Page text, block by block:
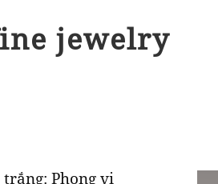
jewelry
Phong vị